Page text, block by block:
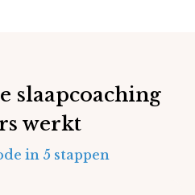
slaapcoaching
werkt
in 5 stappen